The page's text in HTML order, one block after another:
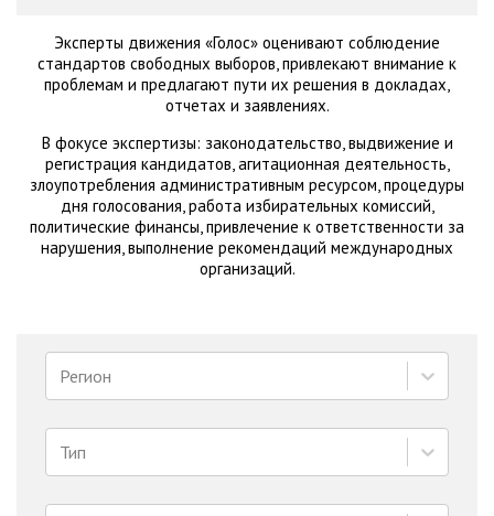
Эксперты движения «Голос» оценивают соблюдение
стандартов свободных выборов, привлекают внимание к
проблемам и предлагают пути их решения в докладах,
отчетах и заявлениях.
В фокусе экспертизы: законодательство, выдвижение и
регистрация кандидатов, агитационная деятельность,
злоупотребления административным ресурсом, процедуры
дня голосования, работа избирательных комиссий,
политические финансы, привлечение к ответственности за
нарушения, выполнение рекомендаций международных
организаций.
Регион
Тип